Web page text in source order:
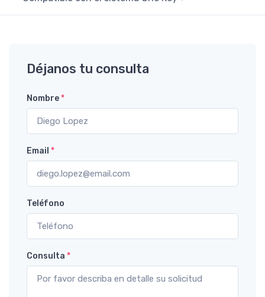
Déjanos tu consulta
Nombre*
Email *
Teléfono
Consulta *